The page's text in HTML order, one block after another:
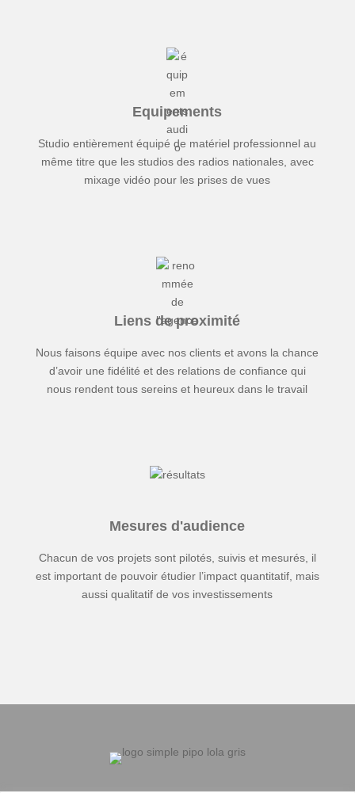
Equipements
Studio entièrement équipé de matériel professionnel au
même titre que les studios des radios nationales, avec
mixage vidéo pour les prises de vues
Liens de proximité
Nous faisons équipe avec nos clients et avons la chance
d’avoir une fidélité et des relations de confiance qui
nous rendent tous sereins et heureux dans le travail
Mesures d'audience
Chacun de vos projets sont pilotés, suivis et mesurés, il
est important de pouvoir étudier l’impact quantitatif, mais
aussi qualitatif de vos investissements